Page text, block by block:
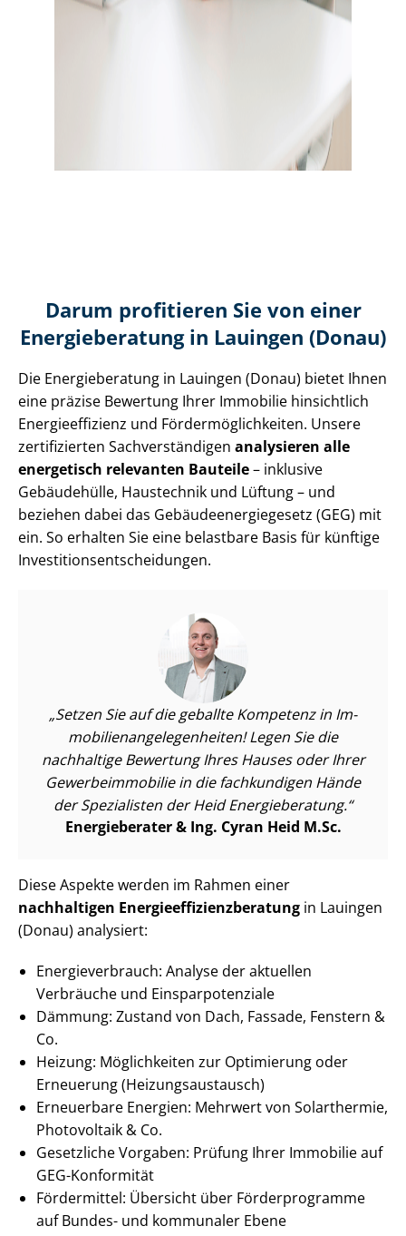
Darum profitieren Sie von einer
Energieberatung in Lauingen (Donau)
Die Energieberatung in Lauingen (Donau) bietet Ihnen
eine präzise Bewertung Ihrer Immobilie hinsichtlich
En­er­gie­ef­fi­zi­enz und För­der­mög­lich­kei­ten. Unsere
zertifizierten Sach­ver­stän­di­gen analysieren alle
energetisch relevanten Bauteile– inklusive
Gebäudehülle, Haustechnik und Lüftung – und
beziehen dabei das Ge­bäu­de­en­er­gie­ge­setz (GEG) mit
ein. So erhalten Sie eine belastbare Basis für künftige
In­ves­ti­ti­ons­ent­schei­dun­gen.
Setzen Sie auf die geballte Kompetenz in Im­
mo­bi­li­en­an­ge­le­gen­hei­ten! Legen Sie die
nachhaltige Bewertung Ihres Hauses oder Ihrer
Ge­wer­be­im­mo­bi­lie in die fachkundigen Hände
der Spezialisten der Heid Energieberatung.
Energieberater & Ing. Cyran Heid M.Sc.
Diese Aspekte werden im Rahmen einer
nachhaltigen En­er­gie­ef­fi­zi­enz­be­ra­tung in Lauingen
(Donau) analysiert:
En­er­gie­ver­brauch: Analyse der aktuellen
Verbräuche und Ein­spar­po­ten­zia­le
Dämmung: Zustand von Dach, Fassade, Fenstern &
Co.
Heizung: Möglichkeiten zur Optimierung oder
Erneuerung (Hei­zungs­aus­tausch)
Erneuerbare Energien: Mehrwert von Solarthermie,
Photovoltaik & Co.
Gesetzliche Vorgaben: Prüfung Ihrer Immobilie auf
GEG-Konformität
Fördermittel: Übersicht über Förderprogramme
auf Bundes- und kommunaler Ebene